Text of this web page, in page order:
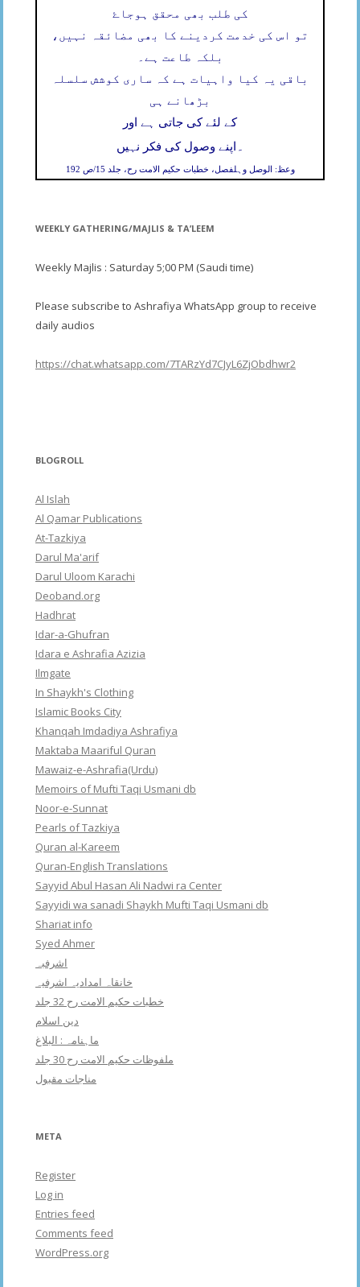
کی طلب بھی محقق ہوجاۓ
تو اس کی خدمت کردینے کا بھی مضائقہ نہیں،
بلکہ طاعت ہے۔
باقی یہ کیا واہیات ہے کہ ساری کوشش سلسلہ
بڑھانے ہی
کے لئے کی جاتی ہے اور
اپنے وصول کی فکر نہیں ۔
وعظ: الوصل وہلفصل، خطبات حکیم الامت رح، جلد 15/ص 192
WEEKLY GATHERING/MAJLIS & TA’LEEM
Weekly Majlis : Saturday 5;00 PM (Saudi time)
Please subscribe to Ashrafiya WhatsApp group to receive
daily audios
https://chat.whatsapp.com/7TARzYd7CJyL6ZjObdhwr2
BLOGROLL
Al Islah
Al Qamar Publications
At-Tazkiya
Darul Ma'arif
Darul Uloom Karachi
Deoband.org
Hadhrat
Idar-a-Ghufran
Idara e Ashrafia Azizia
Ilmgate
In Shaykh's Clothing
Islamic Books City
Khanqah Imdadiya Ashrafiya
Maktaba Maariful Quran
Mawaiz-e-Ashrafia(Urdu)
Memoirs of Mufti Taqi Usmani db
Noor-e-Sunnat
Pearls of Tazkiya
Quran al-Kareem
Quran-English Translations
Sayyid Abul Hasan Ali Nadwi ra Center
Sayyidi wa sanadi Shaykh Mufti Taqi Usmani db
Shariat info
Syed Ahmer
اشرفبہ
خانقاہ امدادیہ اشرفیہ
خطبات حکیم الامت رح 32 جلد
دین اسلام
ماہنامہ : البلاغ
ملفوظات حکیم الامت رح 30 جلد
مناجات مقبول
META
Register
Log in
Entries feed
Comments feed
WordPress.org